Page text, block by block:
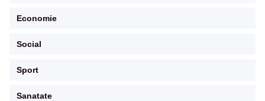
Economie
Social
Sport
Sanatate